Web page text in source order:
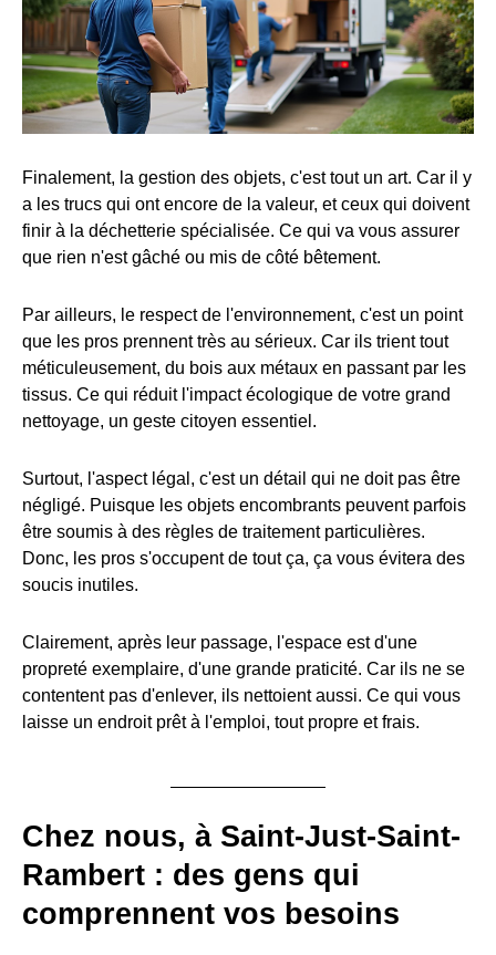
Finalement, la gestion des objets, c'est tout un art. Car il y
a les trucs qui ont encore de la valeur, et ceux qui doivent
finir à la déchetterie spécialisée. Ce qui va vous assurer
que rien n'est gâché ou mis de côté bêtement.
Par ailleurs, le respect de l'environnement, c'est un point
que les pros prennent très au sérieux. Car ils trient tout
méticuleusement, du bois aux métaux en passant par les
tissus. Ce qui réduit l'impact écologique de votre grand
nettoyage, un geste citoyen essentiel.
Surtout, l'aspect légal, c'est un détail qui ne doit pas être
négligé. Puisque les objets encombrants peuvent parfois
être soumis à des règles de traitement particulières.
Donc, les pros s'occupent de tout ça, ça vous évitera des
soucis inutiles.
Clairement, après leur passage, l'espace est d'une
propreté exemplaire, d'une grande praticité. Car ils ne se
contentent pas d'enlever, ils nettoient aussi. Ce qui vous
laisse un endroit prêt à l'emploi, tout propre et frais.
Chez nous, à Saint-Just-Saint-
Rambert : des gens qui
comprennent vos besoins